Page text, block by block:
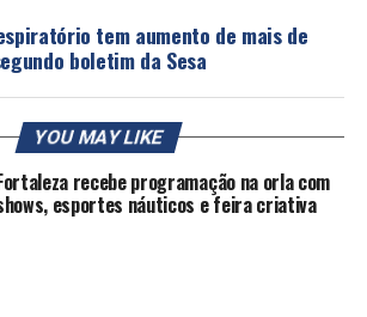
tem aumento de mais de
boletim da Sesa
YOU MAY LIKE
recebe programação na orla com
esportes náuticos e feira criativa